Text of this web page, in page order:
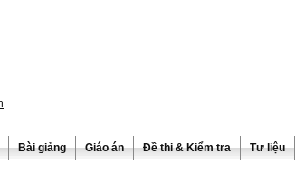
Bài giảng Giáo án Đề thi & Kiểm tra Tư liệu